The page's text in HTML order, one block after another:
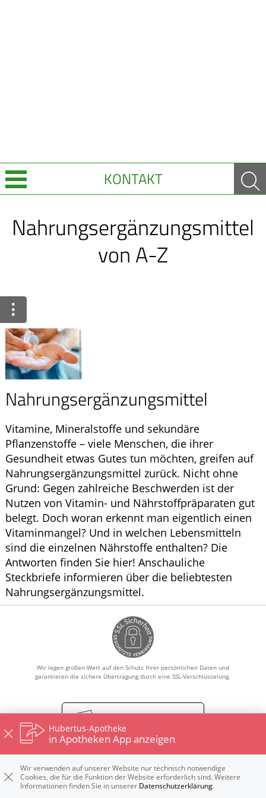
KONTAKT
Leistungen
Krankheiten & Therapie
ELTERN UND KIND
GESUND IM ALTER
Nahrungsergänzungsmittel
von A-Z
Nahrungsergänzungsmittel
Vitamine, Mineralstoffe und sekundäre
Pflanzenstoffe – viele Menschen, die ihrer
Gesundheit etwas Gutes tun möchten, greifen auf
Nahrungsergänzungsmittel zurück. Nicht ohne
Grund: Gegen zahlreiche Beschwerden ist der
Nutzen von Vitamin- und Nährstoffpräparaten gut
belegt. Doch woran erkennt man eigentlich einen
Vitaminmangel? Und in welchen Lebensmitteln
sind die einzelnen Nährstoffe enthalten? Die
Antworten finden Sie hier! Anschauliche
Steckbriefe informieren über die beliebtesten
Nahrungsergänzungsmittel.
Wir legen großen Wert auf den Schutz Ihrer persönlichen Daten und
garantieren die sichere Übertragung durch eine SSL-Verschlüsselung.
Vertrag widerrufen
Impressum Kontakt Datenschutz
Nutzungsbedingungen
Widerrufsbelehrung
Hubertus-Apotheke
in Apotheken App anzeigen
Wir verwenden auf unserer Website nur technisch notwendige
Cookies, die für die Funktion der Website erforderlich sind. Weitere
Informationen finden Sie in unserer Datenschutzerklärung.